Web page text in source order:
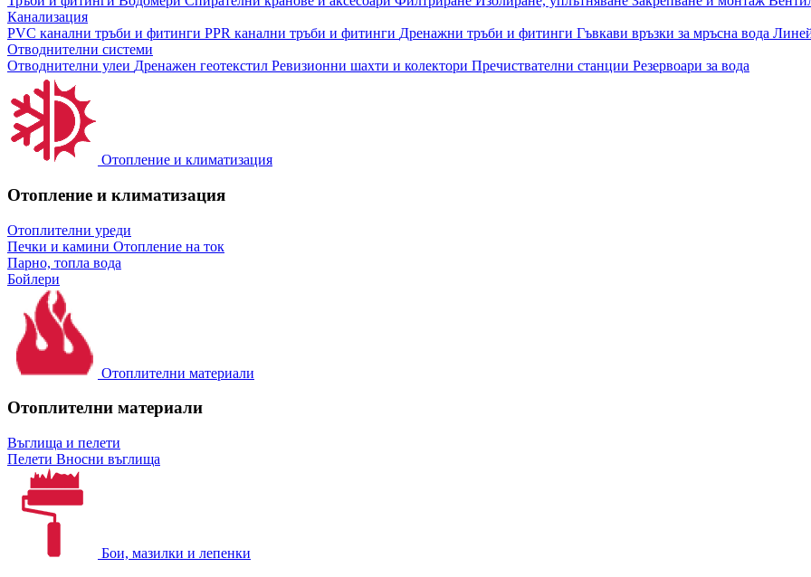
Канализация
PVC канални тръби и фитинги PPR канални тръби и фитинги Дренажни тръби и фитинги Гъвкави връзки за мръсна вода
Отводнителни системи
Отводнителни улеи Дренажен геотекстил Ревизионни шахти и колектори Пречиствателни станции Резервоари за вода
Отопление и климатизация
Отопление и климатизация
Отоплителни уреди
Печки и камини Отопление на ток
Парно, топла вода
Бойлери
Отоплителни материали
Отоплителни материали
Въглища и пелети
Пелети Вносни въглища
Бои, мазилки и лепенки